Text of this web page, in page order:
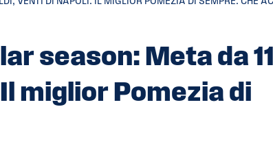
season: Meta da
miglior Pomezia di